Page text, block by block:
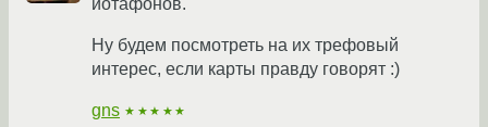
йотафонов.
Ну будем посмотреть на их трефовый
интерес, если карты правду говорят :)
gns ★★★★★